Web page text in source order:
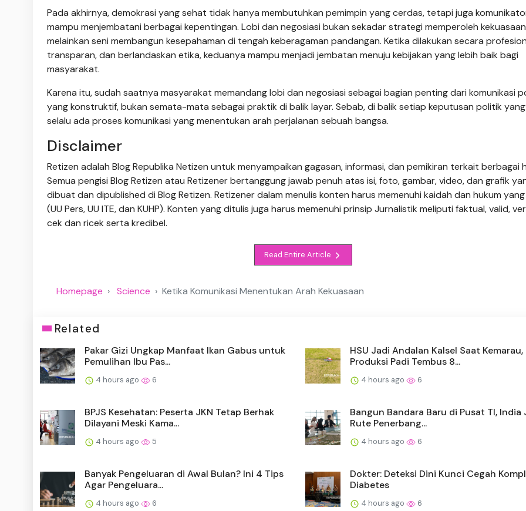
Pada akhirnya, demokrasi yang sehat tidak hanya membutuhkan pemimpin yang cerdas, tetapi juga
mampu menjembatani berbagai kepentingan. Lobi dan negosiasi bukan sekadar strategi memperoleh
melainkan seni membangun kesepahaman di tengah keberagaman pandangan. Ketika dilakukan secara
transparan, dan berlandaskan etika, keduanya mampu menjadi jembatan menuju kebijakan yang lebih baik bagi
masyarakat.
Karena itu, sudah saatnya masyarakat memandang lobi dan negosiasi sebagai bagian penting dari komunikasi
yang konstruktif, bukan semata-mata sebagai praktik di balik layar. Sebab, di balik setiap keputusan politik
selalu ada proses komunikasi yang menentukan arah perjalanan sebuah bangsa.
Disclaimer
Retizen adalah Blog Republika Netizen untuk menyampaikan gagasan, informasi, dan pemikiran terkait berbagai
Semua pengisi Blog Retizen atau Retizener bertanggung jawab penuh atas isi, foto, gambar, video, dan grafik
dibuat dan dipublished di Blog Retizen. Retizener dalam menulis konten harus memenuhi kaidah dan hukum
(UU Pers, UU ITE, dan KUHP). Konten yang ditulis juga harus memenuhi prinsip Jurnalistik meliputi faktual, valid,
cek dan ricek serta kredibel.
Read Entire Article
Homepage Science Ketika Komunikasi Menentukan Arah Kekuasaan
Related
Pakar Gizi Ungkap Manfaat Ikan Gabus untuk
Pemulihan Ibu Pas...
4 hours ago 6
HSU Jadi Andalan Kalsel Saat Kemarau,
Produksi Padi Tembus 8...
4 hours ago 6
BPJS Kesehatan: Peserta JKN Tetap Berhak
Dilayani Meski Kama...
4 hours ago 5
Bangun Bandara Baru di Pusat TI, India
Rute Penerbang...
4 hours ago 6
Banyak Pengeluaran di Awal Bulan? Ini 4 Tips
Agar Pengeluara...
4 hours ago 6
Dokter: Deteksi Dini Kunci Cegah
Diabetes
4 hours ago 6